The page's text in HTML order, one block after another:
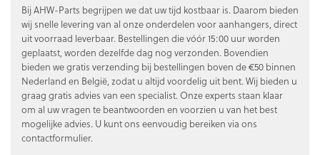
Bij AHW-Parts begrijpen we dat uw tijd kostbaar is. Daarom bieden
wij snelle levering van al onze onderdelen voor aanhangers, direct
uit voorraad leverbaar. Bestellingen die vóór 15:00 uur worden
geplaatst, worden dezelfde dag nog verzonden. Bovendien
bieden we gratis verzending bij bestellingen boven de €50 binnen
Nederland en België, zodat u altijd voordelig uit bent. Wij bieden u
graag gratis advies van een specialist. Onze experts staan klaar
om al uw vragen te beantwoorden en voorzien u van het best
mogelijke advies. U kunt ons eenvoudig bereiken via ons
contactformulier.